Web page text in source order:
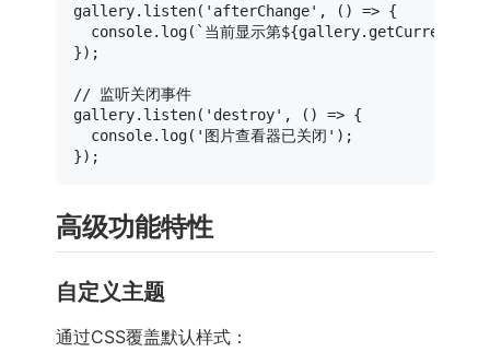
gallery. listen( 'afterChange' , () => {
console. log( `当前显示第
});
// 监听关闭事件
gallery. listen( 'destroy' , () => {
console. log( '图片查看器已关闭' );
高级功能特性
自定义主题
通过CSS覆盖默认样式：